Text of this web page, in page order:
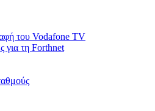
του Vodafone TV
για τη Forthnet